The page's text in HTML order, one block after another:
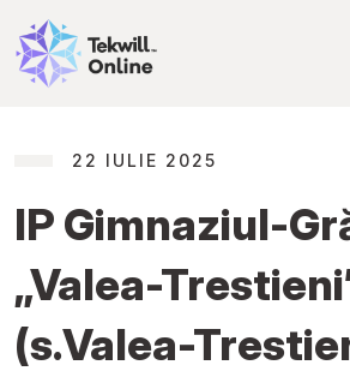
22 IULIE 2025
IP Gimnaziul-
„Valea-
(s.Valea-